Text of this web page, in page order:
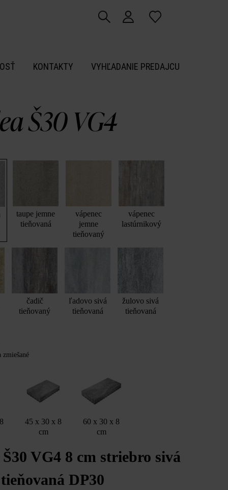
KONTAKTY VYHĽADANIE PREDAJCU
Š30 VG4
taupe jemne
tieňovaná
vápenec
jemne
tieňovaný
vápenec
lastúrnikový
čadič
tieňovaný
ľadovo sivá
tieňovaná
žulovo sivá
tieňovaná
45 x 30 x 8
cm
60 x 30 x 8
cm
Š30 VG4 8 cm striebro sivá
DP30